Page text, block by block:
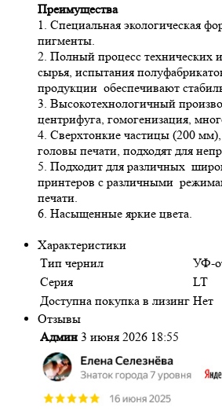
Преимущества
1. Специальная экологическая
пигменты.
2. Полный процесс технических
сырья, испытания
продукции обеспечивают
3. Высокотехнологичный
центрифуга, гомогенизация,
4. Сверхтонкие частицы (200
головы печати, подходят для
5. Подходит для различных
принтеров с различными
печати.
6. Насыщенные яркие цвета.
Характеристики
Тип чернил
УФ-
Серия
LT
Доступна покупка в лизинг Нет
Отзывы
Админ 3 июня 2026 18:55